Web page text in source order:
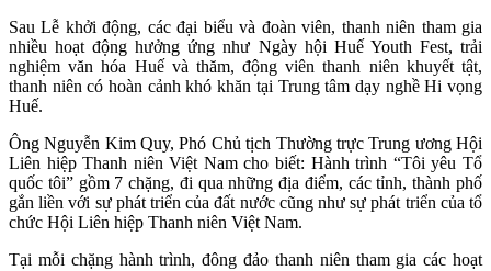
Sau Lễ khởi động, các đại biểu và đoàn viên, thanh niên tham gia
nhiều hoạt động hưởng ứng như Ngày hội Huế Youth Fest, trải
nghiệm văn hóa Huế và thăm, động viên thanh niên khuyết tật,
thanh niên có hoàn cảnh khó khăn tại Trung tâm dạy nghề Hi vọng
Huế.
Ông Nguyễn Kim Quy, Phó Chủ tịch Thường trực Trung ương Hội
Liên hiệp Thanh niên Việt Nam cho biết: Hành trình “Tôi yêu Tổ
quốc tôi” gồm 7 chặng, đi qua những địa điểm, các tỉnh, thành phố
gắn liền với sự phát triển của đất nước cũng như sự phát triển của tổ
chức Hội Liên hiệp Thanh niên Việt Nam.
Tại mỗi chặng hành trình, đông đảo thanh niên tham gia các hoạt